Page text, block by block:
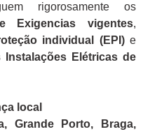
rigorosamente os
Exigencias vigentes,
individual (EPI)e
Instalações Elétricas de
local
Grande Porto, Braga,